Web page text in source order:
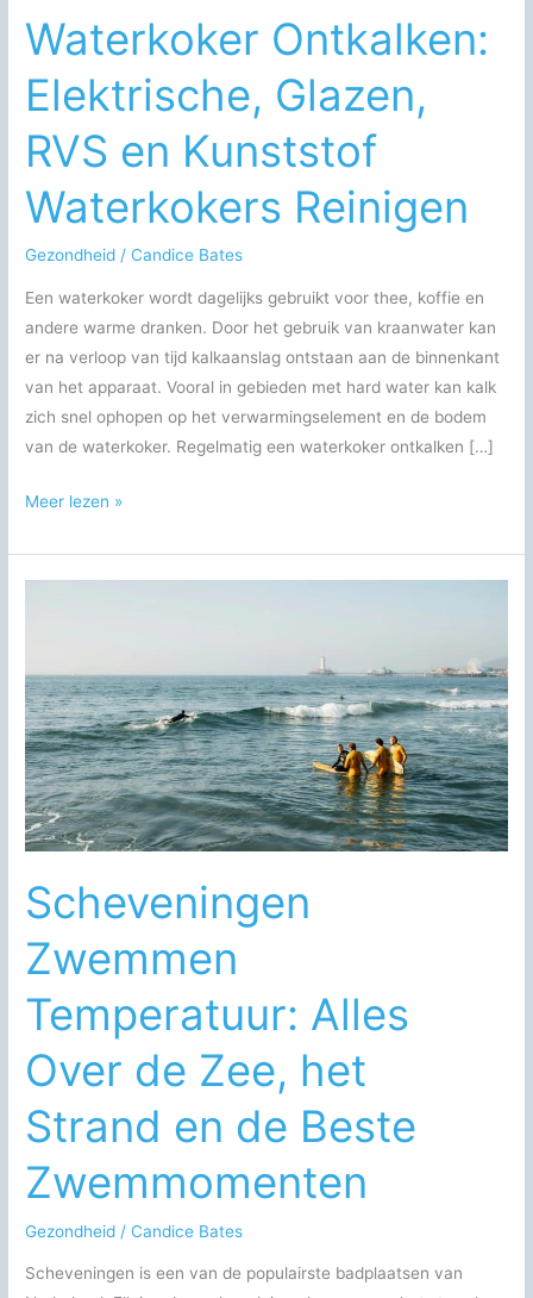
Waterkoker Ontkalken:
Elektrische, Glazen,
RVS en Kunststof
Waterkokers Reinigen
Gezondheid /Candice Bates
Een waterkoker wordt dagelijks gebruikt voor thee, koffie en
andere warme dranken. Door het gebruik van kraanwater kan
er na verloop van tijd kalkaanslag ontstaan aan de binnenkant
van het apparaat. Vooral in gebieden met hard water kan kalk
zich snel ophopen op het verwarmingselement en de bodem
van de waterkoker. Regelmatig een waterkoker ontkalken […]
Waterkoker
Elektrische,
Kunststof
Waterkokers
Reinigen
Meer lezen »
Scheveningen
Zwemmen
Temperatuur: Alles
Over de Zee, het
Strand en de Beste
Zwemmomenten
Gezondheid /Candice Bates
Scheveningen is een van de populairste badplaatsen van